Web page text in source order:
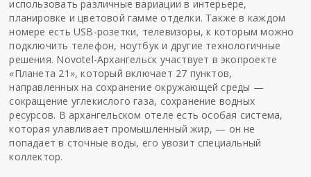
использовать различные вариации в интерьере,
планировке и цветовой гамме отделки. Также в каждом
номере есть USB-розетки, телевизоры, к которым можно
подключить телефон, ноутбук и другие технологичные
решения. Novotel-Архангельск участвует в экопроекте
«Планета 21», который включает 27 пунктов,
направленных на сохранение окружающей среды —
сокращение углекислого газа, сохранение водных
ресурсов. В архангельском отеле есть особая система,
которая улавливает промышленный жир, — он не
попадает в сточные воды, его увозит специальный
коллектор.